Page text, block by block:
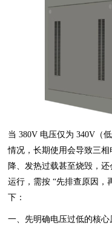
当 380V 电压仅为 340V（
情况，长期使用会导致三
降、发热过载甚至烧毁，
运行，需按 “先排查原因，
下：
一、先明确电压过低的核心